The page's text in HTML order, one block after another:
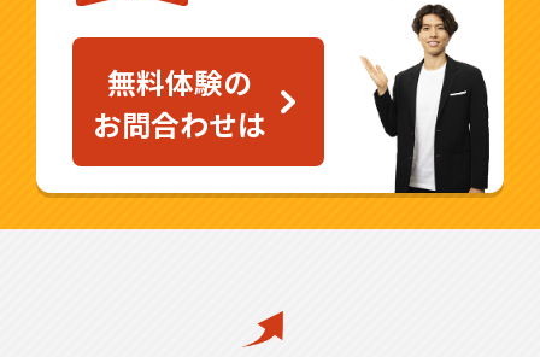
無料体験の
お問合わせは